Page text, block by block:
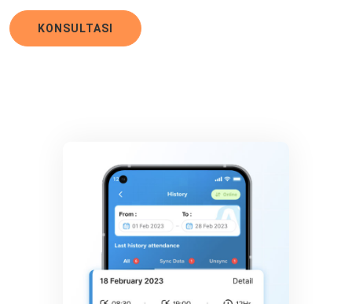
KONSULTASI